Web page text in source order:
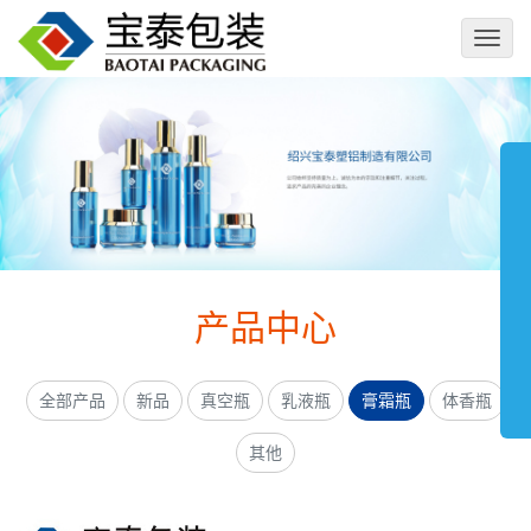
切
导
产品中心
全部产品 新品 真空瓶 乳液瓶 膏霜瓶 体香瓶
其他